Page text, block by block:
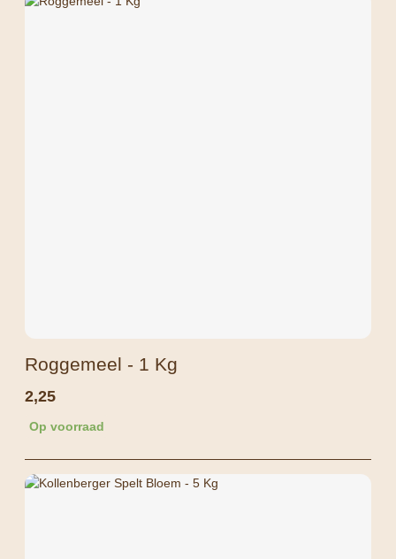
Roggemeel - 1 Kg
2,25
Op voorraad